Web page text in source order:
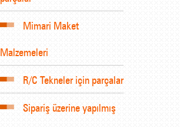
Mimari Maket
Malzemeleri
R/C Tekneler için parçalar
Sipariş üzerine yapılmış